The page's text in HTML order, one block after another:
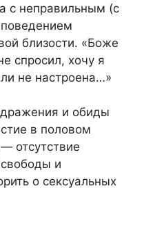
с неправильным (с
близости. «Боже
спросил, хочу я
не настроена…»
и обиды
в половом
отсутствие
и
о сексуальных